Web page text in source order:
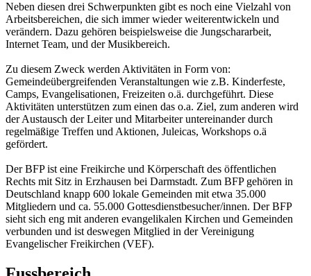
Neben diesen drei Schwerpunkten gibt es noch eine Vielzahl von
Arbeitsbereichen, die sich immer wieder weiterentwickeln und
verändern. Dazu gehören beispielsweise die Jungschararbeit,
Internet Team, und der Musikbereich.
Zu diesem Zweck werden Aktivitäten in Form von:
Gemeindeübergreifenden Veranstaltungen wie z.B. Kinderfeste,
Camps, Evangelisationen, Freizeiten o.ä. durchgeführt. Diese
Aktivitäten unterstützen zum einen das o.a. Ziel, zum anderen wird
der Austausch der Leiter und Mitarbeiter untereinander durch
regelmäßige Treffen und Aktionen, Juleicas, Workshops o.ä
gefördert.
Der BFP ist eine Freikirche und Körperschaft des öffentlichen
Rechts mit Sitz in Erzhausen bei Darmstadt. Zum BFP gehören in
Deutschland knapp 600 lokale Gemeinden mit etwa 35.000
Mitgliedern und ca. 55.000 Gottesdienstbesucher/innen. Der BFP
sieht sich eng mit anderen evangelikalen Kirchen und Gemeinden
verbunden und ist deswegen Mitglied in der Vereinigung
Evangelischer Freikirchen (VEF).